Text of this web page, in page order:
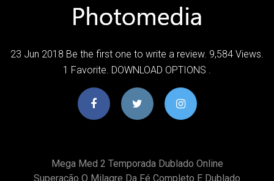
23 Jun 2018 Be the first one to write a review. 9,584 Views.
1 Favorite. DOWNLOAD OPTIONS .
Mega Med 2 Temporada Dublado Online
Superação O Milagre Da Fé Completo E Dublado